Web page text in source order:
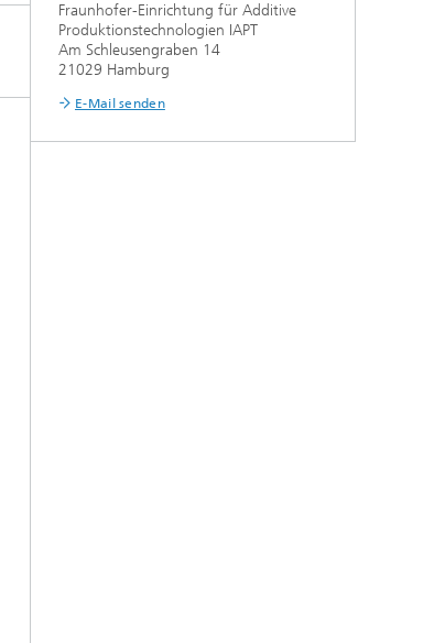
Fraunhofer-Einrichtung für Additive
Produktionstechnologien IAPT
Am Schleusengraben 14
21029 Hamburg
E-Mail senden